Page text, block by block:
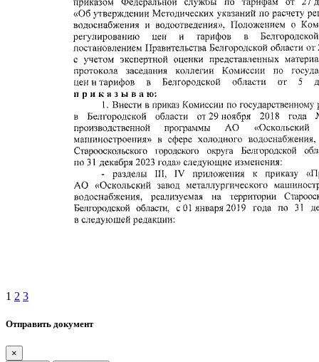
1 2 3
Отправить документ
×